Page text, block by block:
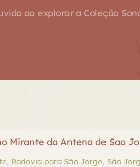
ao explorar a Coleção
Mirante da Antena de Sao
, Rodovia para São Jorge, São